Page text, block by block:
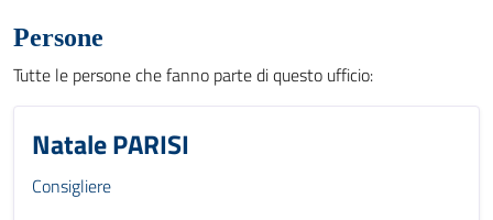
Persone
Tutte le persone che fanno parte di questo ufficio:
Natale PARISI
Consigliere